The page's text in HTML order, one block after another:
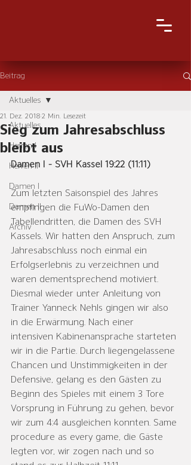
Beitrag
Aktuelles
Herren I
Herren II
Damen I
Damen II
Archiv
Aktuelles
Sieg zum Jahresabschluss
bleibt aus
21. Dez. 2018 2 Min. Lesezeit
Damen I - SVH Kassel 19:22 (11:11)
Zum letzten Saisonspiel des Jahres
empfingen die FuWo-Damen den
Tabellendritten, die Damen des SVH
Kassels. Wir hatten den Anspruch, zum
Jahresabschluss noch einmal ein
Erfolgserlebnis zu verzeichnen und
waren dementsprechend motiviert.
Diesmal wieder unter Anleitung von
Trainer Yanneck Nehls gingen wir also
in die Erwärmung. Nach einer
intensiven Kabinenansprache starteten
wir in die Partie. Durch liegengelassene
Chancen und Unstimmigkeiten in der
Defensive, gelang es den Gästen zu
Beginn des Spieles mit einem 3 Tore
Vorsprung in Führung zu gehen, bevor
wir zum 4:4 ausgleichen konnten. Same
procedure as every game, die Gäste
legten vor, wir zogen nach und so